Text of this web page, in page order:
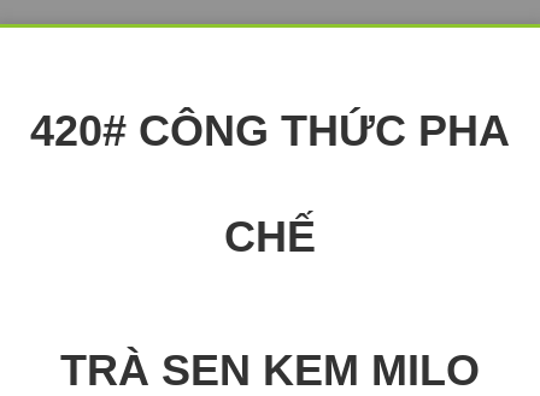
420# CÔNG THỨC PHA
CHẾ
TRÀ SEN KEM MILO